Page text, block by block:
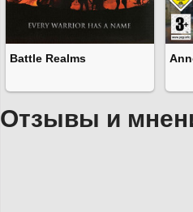
Battle Realms
Отзывы и